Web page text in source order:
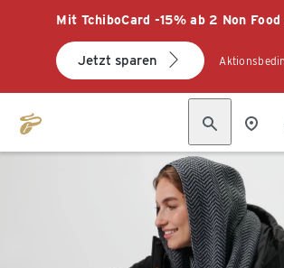
Mit TchiboCard -15% ab 2 Non
Jetzt sparen